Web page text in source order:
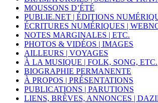
MOUSSONS D’ÉTÉ
PUBLIE.NET | ÉDITIONS
ÉCRITURES NUMÉRIQUES |
NOTES MARGINALES | ETC.
PHOTOS & VIDÉOS | IMAGES
AILLEURS | VOYAGES
À LA MUSIQUE | FOLK, SONG, ETC.
BIOGRAPHIE PERMANENTE
À PROPOS | PRÉSENTATIONS
PUBLICATIONS | PARUTIONS
LIENS, BRÈVES, ANNONCES |